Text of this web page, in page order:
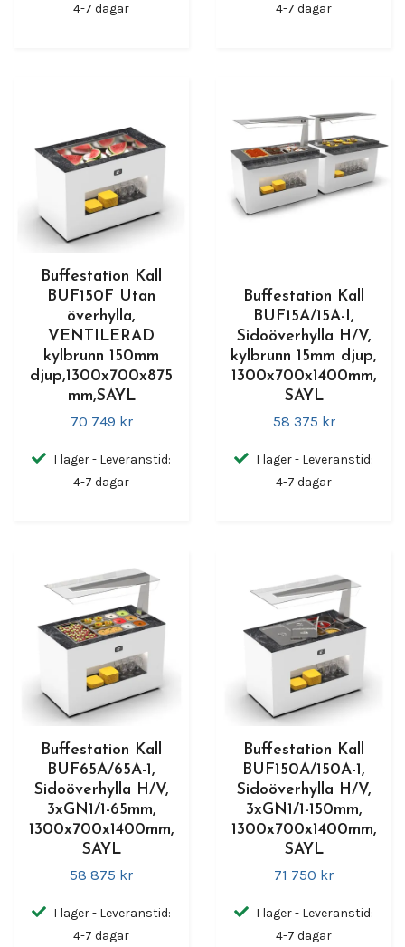
4-7 dagar
4-7 dagar
Buffestation Kall
BUF150F Utan
överhylla,
VENTILERAD
kylbrunn 150mm
djup,1300x700x875
mm,SAYL
70 749 kr
I lager - Leveranstid:
4-7 dagar
Buffestation Kall
BUF15A/15A-I,
Sidoöverhylla H/V,
kylbrunn 15mm djup,
1300x700x1400mm,
SAYL
58 375 kr
I lager - Leveranstid:
4-7 dagar
Buffestation Kall
BUF65A/65A-1,
Sidoöverhylla H/V,
3xGN1/1-65mm,
1300x700x1400mm,
SAYL
58 875 kr
I lager - Leveranstid:
4-7 dagar
Buffestation Kall
BUF150A/150A-1,
Sidoöverhylla H/V,
3xGN1/1-150mm,
1300x700x1400mm,
SAYL
71 750 kr
I lager - Leveranstid:
4-7 dagar